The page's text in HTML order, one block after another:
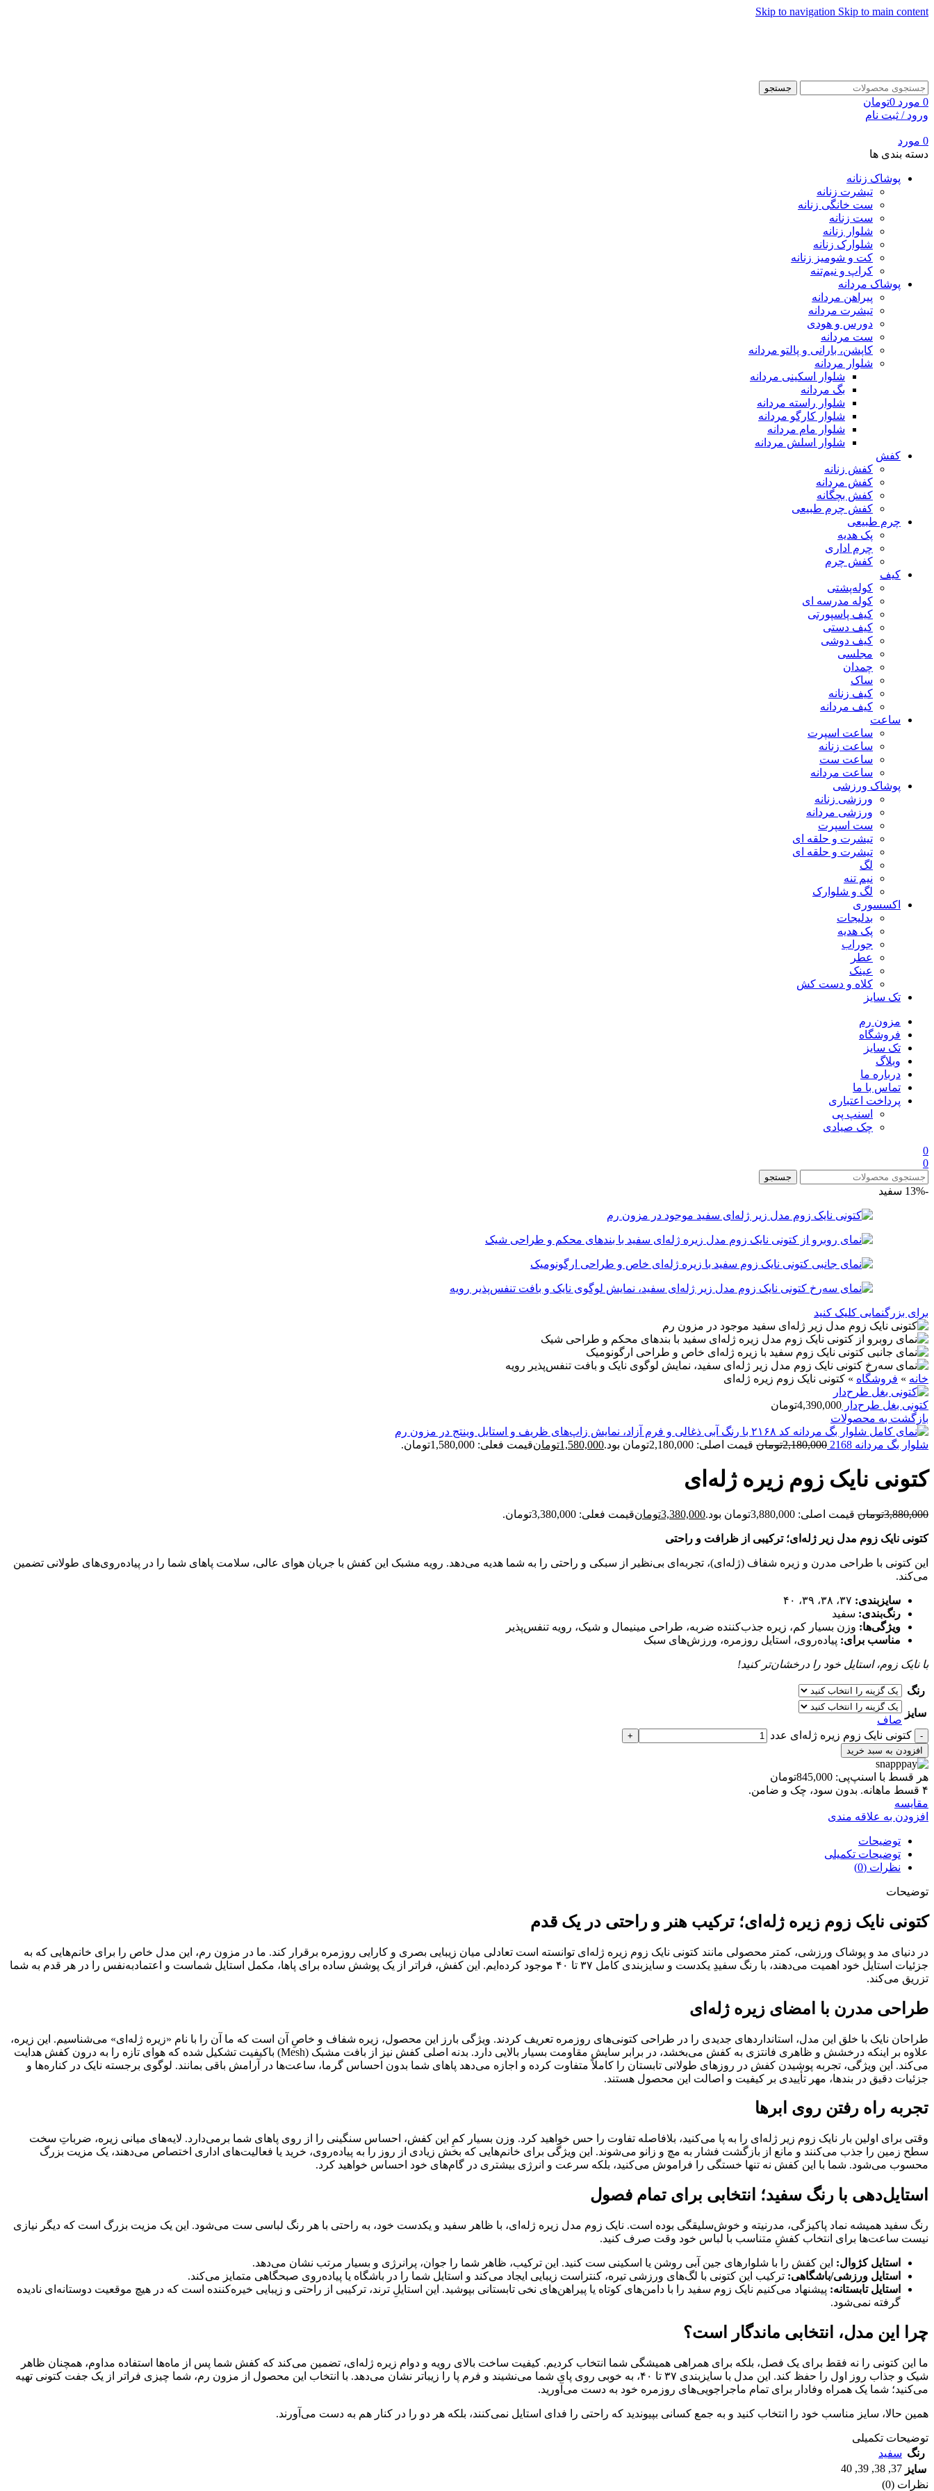
Skip to navigation Skip to main content
جستجو
0 مورد 0تومان
ورود / ثبت نام
0 مورد
دسته بندی ها
پوشاک زنانه
تیشرت زنانه
ست خانگی زنانه
ست زنانه
شلوار زنانه
شلوارک زنانه
کت و شومیز زنانه
کراپ و نیم‌تنه
پوشاک مردانه
پیراهن مردانه
تیشرت مردانه
دورس و هودی
ست مردانه
کاپشن، بارانی و پالتو مردانه
شلوار مردانه
شلوار اسکینی مردانه
بگ مردانه
شلوار راسته مردانه
شلوار کارگو مردانه
شلوار مام مردانه
شلوار اسلش مردانه
کفش
کفش زنانه
کفش مردانه
کفش بچگانه
کفش چرم طبیعی
چرم طبیعی
پک هدیه
چرم اداری
کفش چرم
کیف
کوله‌پشتی
کوله مدرسه ای
کیف پاسپورتی
کیف دستی
کیف دوشی
مجلسی
چمدان
ساک
کیف زنانه
کیف مردانه
ساعت
ساعت اسپرت
ساعت زنانه
ساعت ست
ساعت مردانه
پوشاک ورزشی
ورزشی زنانه
ورزشی مردانه
ست اسپرت
تیشرت و حلقه ای
تیشرت و حلقه ای
لگ
نیم تنه
لگ و شلوارک
اکسسوری
بدلیجات
پک هدیه
جوراب
عطر
عینک
کلاه و دست کش
تک سایز
مزون رم
فروشگاه
تک سایز
وبلاگ
درباره ما
تماس با ما
پرداخت اعتباری
اسنپ پی
چک صیادی
0
0
جستجو
-13% سفید
برای بزرگنمایی کلیک کنید
خانه » فروشگاه » کتونی نایک زوم زیره ژله‌ای
کتونی بغل طرح‌دار 4,390,000تومان
بازگشت به محصولات
شلوار بگ مردانه 2168 2,180,000تومان قیمت اصلی: 2,180,000تومان بود. 1,580,000تومانقیمت فعلی: 1,580,000تومان.
کتونی نایک زوم زیره ژله‌ای
3,880,000تومان قیمت اصلی: 3,880,000تومان بود. 3,380,000تومانقیمت فعلی: 3,380,000تومان.
کتونی نایک زوم مدل زیر ژله‌ای؛ ترکیبی از ظرافت و راحتی
این کتونی با طراحی مدرن و زیره شفاف (ژله‌ای)، تجربه‌ای بی‌نظیر از سبکی و راحتی را به شما هدیه می‌دهد. رویه مشبک این کفش با جریان هوای عالی، سلامت پاهای شما را در پیاده‌روی‌های طولانی تضمین
می‌کند.
سایزبندی:
رنگ‌بندی: سفید
ویژگی‌ها: وزن بسیار کم، زیره جذب‌کننده ضربه، طراحی مینیمال و شیک، رویه تنفس‌پذیر
مناسب برای: پیاده‌روی، استایل روزمره، ورزش‌های سبک
با نایک زوم، استایل خود را درخشان‌تر کنید!
رنگ
سایز
صاف
کتونی نایک زوم زیره ژله‌ای عدد
افزودن به سبد خرید
هر قسط با اسنپ‌پی: 845,000تومان
۴ قسط ماهانه. بدون سود، چک و ضامن.
مقايسه
افزودن به علاقه مندی
توضیحات
توضیحات تکمیلی
نظرات (0)
توضیحات
کتونی نایک زوم زیره ژله‌ای؛ ترکیب هنر و راحتی در یک قدم
در دنیای مد و پوشاک ورزشی، کمتر محصولی مانند کتونی نایک زوم زیره ژله‌ای توانسته است تعادلی میان زیبایی بصری و کارایی روزمره برقرار کند. ما در مزون رم، این مدل خاص را برای خانم‌هایی که به
جزئیات استایل خود اهمیت می‌دهند، با رنگ سفیدِ یکدست و سایزبندی کامل ۳۷ تا ۴۰ موجود کرده‌ایم. این کفش، فراتر از یک پوشش ساده برای پاها، مکمل استایل شماست و اعتماد‌به‌نفس را در هر قدم به شما
تزریق می‌کند.
طراحی مدرن با امضای زیره ژله‌ای
طراحان نایک با خلق این مدل، استانداردهای جدیدی را در طراحی کتونی‌های روزمره تعریف کردند. ویژگی بارز این محصول، زیره شفاف و خاصِ آن است که ما آن را با نام «زیره ژله‌ای» می‌شناسیم. این زیره،
علاوه بر اینکه درخشش و ظاهری فانتزی به کفش می‌بخشد، در برابر سایش مقاومت بسیار بالایی دارد. بدنه اصلی کفش نیز از بافت مشبک (Mesh) باکیفیت تشکیل شده که هوای تازه را به درون کفش هدایت
می‌کند. این ویژگی، تجربه پوشیدن کفش در روزهای طولانی تابستان را کاملاً متفاوت کرده و اجازه می‌دهد پاهای شما بدون احساس گرما، ساعت‌ها در آرامش باقی بمانند. لوگوی برجسته نایک در کناره‌ها و
جزئیات دقیق در بندها، مهر تأییدی بر کیفیت و اصالت این محصول هستند.
تجربه راه رفتن روی ابرها
وقتی برای اولین بار نایک زوم زیر ژله‌ای را به پا می‌کنید، بلافاصله تفاوت را حس خواهید کرد. وزن بسیار کمِ این کفش، احساس سنگینی را از روی پاهای شما برمی‌دارد. لایه‌های میانی زیره، ضرباتِ سخت
سطح زمین را جذب می‌کنند و مانع از بازگشت فشار به مچ و زانو می‌شوند. این ویژگی برای خانم‌هایی که بخش زیادی از روز را به پیاده‌روی، خرید یا فعالیت‌های اداری اختصاص می‌دهند، یک مزیت بزرگ
محسوب می‌شود. شما با این کفش نه تنها خستگی را فراموش می‌کنید، بلکه سرعت و انرژی بیشتری در گام‌های خود احساس خواهید کرد.
استایل‌دهی با رنگ سفید؛ انتخابی برای تمام فصول
رنگ سفید همیشه نماد پاکیزگی، مدرنیته و خوش‌سلیقگی بوده است. نایک زوم مدل زیره ژله‌ای، با ظاهر سفید و یکدست خود، به راحتی با هر رنگ لباسی ست می‌شود. این یک مزیت بزرگ است که دیگر نیازی
نیست ساعت‌ها برای انتخاب کفشِ متناسب با لباس خود وقت صرف کنید.
استایل کژوال: این کفش را با شلوارهای جین آبی روشن یا اسکینی ست کنید. این ترکیب، ظاهر شما را جوان، پرانرژی و بسیار مرتب نشان می‌دهد.
استایل ورزشی/باشگاهی: ترکیب این کتونی با لگ‌های ورزشی تیره، کنتراست زیبایی ایجاد می‌کند و استایل شما را در باشگاه یا پیاده‌روی صبحگاهی متمایز می‌کند.
استایل تابستانه: پیشنهاد می‌کنیم نایک زوم سفید را با دامن‌های کوتاه یا پیراهن‌های نخی تابستانی بپوشید. این استایلِ ترند، ترکیبی از راحتی و زیبایی خیره‌کننده است که در هیچ موقعیت دوستانه‌ای نادیده
گرفته نمی‌شود.
چرا این مدل، انتخابی ماندگار است؟
ما این کتونی را نه فقط برای یک فصل، بلکه برای همراهی همیشگی شما انتخاب کردیم. کیفیت ساخت بالای رویه و دوام زیره ژله‌ای، تضمین می‌کند که کفش شما پس از ماه‌ها استفاده مداوم، همچنان ظاهر
شیک و جذاب روز اول را حفظ کند. این مدل با سایزبندی ۳۷ تا ۴۰، به خوبی روی پای شما می‌نشیند و فرم پا را زیباتر نشان می‌دهد. با انتخاب این محصول از مزون رم، شما چیزی فراتر از یک جفت کتونی تهیه
می‌کنید؛ شما یک همراه وفادار برای تمام ماجراجویی‌های روزمره خود به دست می‌آورید.
همین حالا، سایز مناسب خود را انتخاب کنید و به جمع کسانی بپیوندید که راحتی را فدای استایل نمی‌کنند، بلکه هر دو را در کنار هم به دست می‌آورند.
توضیحات تکمیلی
رنگ سفید
سایز 37
,
38
,
39
,
40
نظرات (0)